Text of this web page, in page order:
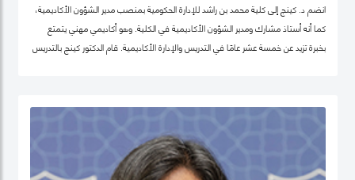
انضم د. كينج إلى كلية محمد بن راشد للإدارة الحكومية بمنصب مدير الشؤون الأكاديمية،
كما أنه أستاذ مشارك ومدير الشؤون الأكاديمية في الكلية. وهو أكاديمي مهني يتمتع
بخبرة تزيد عن خمسة عشر عامًا في التدريس والإدارة الأكاديمية. قام الدكتور كينج بالتدريس
في مناصب إدارية مختلفة بما في ذلك رئيس إدارة، ورئيس لجنة الاعتماد، ورئيس مركز
ريادة الأعمال، وعميدًا لجامعة في الكويت مؤخرًا.